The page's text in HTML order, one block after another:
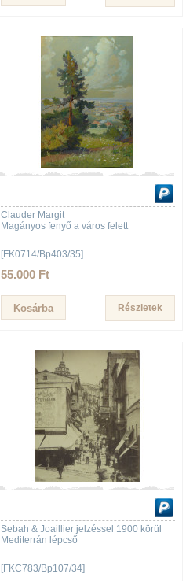
Clauder Margit
Magányos fenyő a város felett
[FK0714/Bp403/35]
55.000 Ft
Részletek
Sebah & Joaillier jelzéssel 1900 körül
Mediterrán lépcső
[FKC783/Bp107/34]